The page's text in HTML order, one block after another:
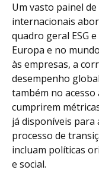
Um vasto painel
internacionais
quadro geral ESG
Europa e no
às empresas, a
desempenho
também no
cumprirem
já disponíveis para
processo de
incluam políticas
e social.